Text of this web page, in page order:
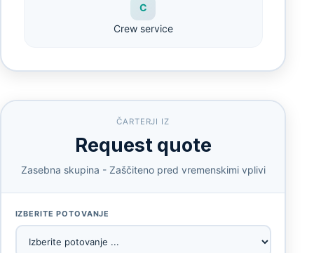
C
Crew service
ČARTERJI IZ
Request quote
Zasebna skupina - Zaščiteno pred vremenskimi vplivi
IZBERITE POTOVANJE